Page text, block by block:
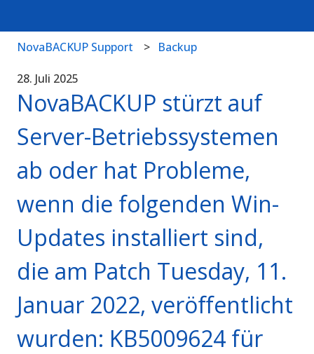
NovaBACKUP Support Backup
28. Juli 2025
NovaBACKUP stürzt auf
Server-Betriebssystemen
ab oder hat Probleme,
wenn die folgenden Win-
Updates installiert sind,
die am Patch Tuesday, 11.
Januar 2022, veröffentlicht
wurden: KB5009624 für